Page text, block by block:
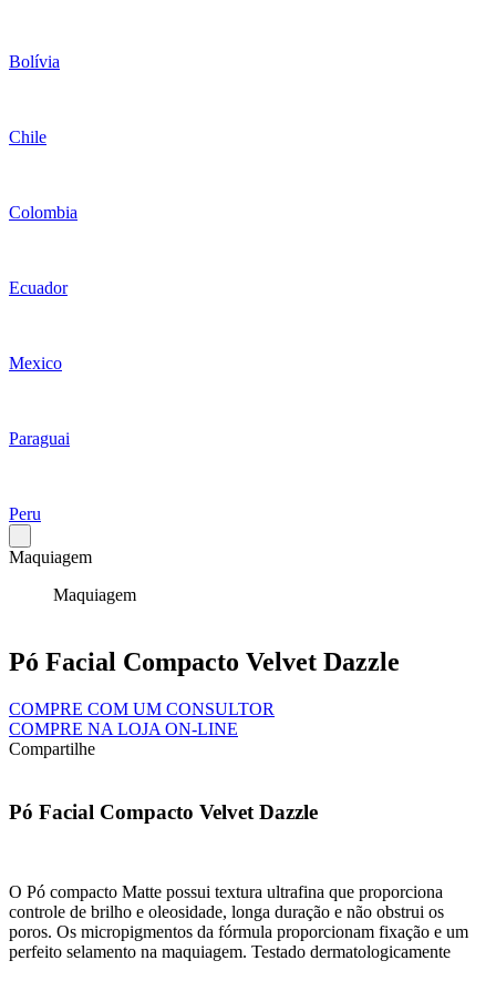
Bolívia
Chile
Colombia
Ecuador
Mexico
Paraguai
Peru
Maquiagem
Maquiagem
Pó Facial Compacto Velvet Dazzle
COMPRE COM UM CONSULTOR
COMPRE NA LOJA ON-LINE
Compartilhe
Pó Facial Compacto Velvet Dazzle
O Pó compacto Matte possui textura ultrafina que proporciona
controle de brilho e oleosidade, longa duração e não obstrui os
poros. Os micropigmentos da fórmula proporcionam fixação e um
perfeito selamento na maquiagem. Testado dermatologicamente